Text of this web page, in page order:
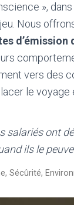
»,
Nous
vers des
le voyage
salariés ont
ils le
Sécûrité,